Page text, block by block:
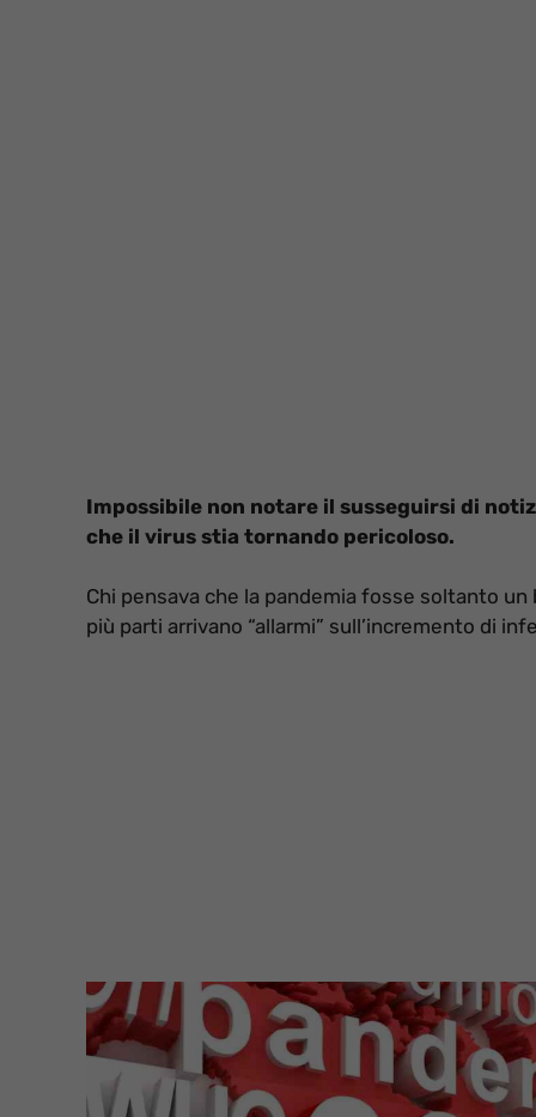
Impossibile non notare il susseguirsi di
che il virus stia tornando pericoloso.
Chi pensava che la pandemia fosse soltanto
più parti arrivano “allarmi” sull’incremento di